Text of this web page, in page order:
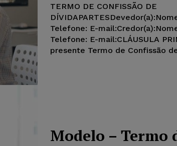
TERMO DE CONFISSÃO DE
Telefone: E-
Telefone: E-mail:CLÁUSULA
presente Termo de Confissão
Modelo – Termo